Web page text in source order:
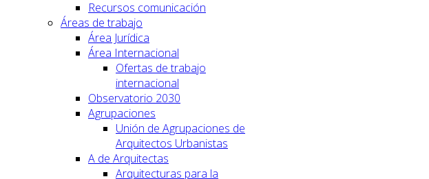
Recursos comunicación
Áreas de trabajo
Área Jurídica
Área Internacional
Ofertas de trabajo
internacional
Observatorio 2030
Agrupaciones
Unión de Agrupaciones de
Arquitectos Urbanistas
A de Arquitectas
Arquitecturas para la